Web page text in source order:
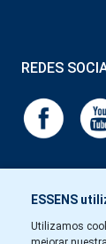
ESSENS
Utilizamos
REDES